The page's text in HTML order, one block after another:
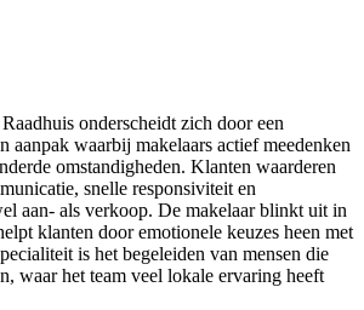
onderscheidt zich door een
aanpak waarbij makelaars actief meedenken
omstandigheden. Klanten waarderen
snelle responsiviteit en
aan- als verkoop. De makelaar blinkt uit in
klanten door emotionele keuzes heen met
is het begeleiden van mensen die
waar het team veel lokale ervaring heeft